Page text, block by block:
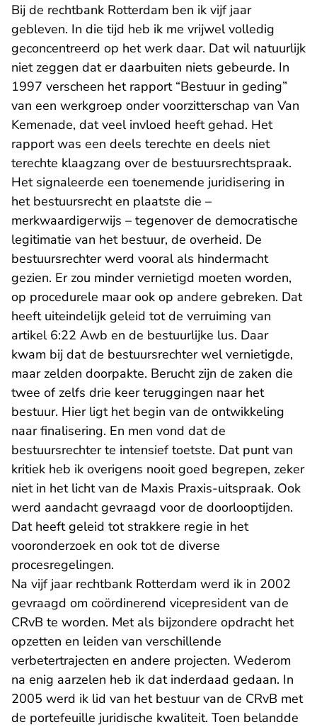
Bij de rechtbank Rotterdam ben ik vijf jaar
gebleven. In die tijd heb ik me vrijwel volledig
geconcentreerd op het werk daar. Dat wil natuurlijk
niet zeggen dat er daarbuiten niets gebeurde. In
1997 verscheen het rapport “Bestuur in geding”
van een werkgroep onder voorzitterschap van Van
Kemenade, dat veel invloed heeft gehad. Het
rapport was een deels terechte en deels niet
terechte klaagzang over de bestuursrechtspraak.
Het signaleerde een toenemende juridisering in
het bestuursrecht en plaatste die –
merkwaardigerwijs – tegenover de democratische
legitimatie van het bestuur, de overheid. De
bestuursrechter werd vooral als hindermacht
gezien. Er zou minder vernietigd moeten worden,
op procedurele maar ook op andere gebreken. Dat
heeft uiteindelijk geleid tot de verruiming van
artikel 6:22 Awb en de bestuurlijke lus. Daar
kwam bij dat de bestuursrechter wel vernietigde,
maar zelden doorpakte. Berucht zijn de zaken die
twee of zelfs drie keer teruggingen naar het
bestuur. Hier ligt het begin van de ontwikkeling
naar finalisering. En men vond dat de
bestuursrechter te intensief toetste. Dat punt van
kritiek heb ik overigens nooit goed begrepen, zeker
niet in het licht van de Maxis Praxis-uitspraak. Ook
werd aandacht gevraagd voor de doorlooptijden.
Dat heeft geleid tot strakkere regie in het
vooronderzoek en ook tot de diverse
procesregelingen.
Na vijf jaar rechtbank Rotterdam werd ik in 2002
gevraagd om coördinerend vicepresident van de
CRvB te worden. Met als bijzondere opdracht het
opzetten en leiden van verschillende
verbetertrajecten en andere projecten. Wederom
na enig aarzelen heb ik dat inderdaad gedaan. In
2005 werd ik lid van het bestuur van de CRvB met
de portefeuille juridische kwaliteit. Toen belandde